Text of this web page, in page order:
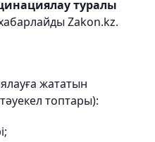
туралы
Zakon.kz.
жататын
топтары):